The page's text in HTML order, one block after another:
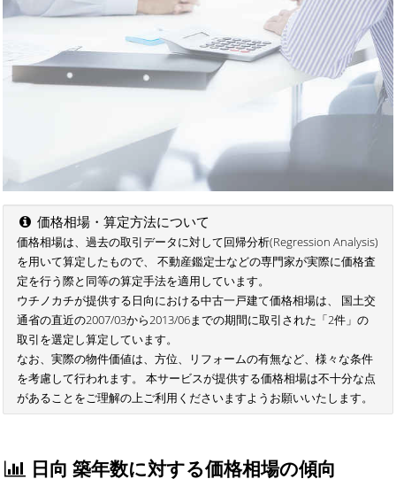
価格相場・算定方法について
価格相場は、過去の取引データに対して回帰分析(Regression Analysis)
を用いて算定したもので、 不動産鑑定士などの専門家が実際に価格査
定を行う際と同等の算定手法を適用しています。
ウチノカチが提供する日向における中古一戸建て価格相場は、 国土交
通省の直近の2007/03から2013/06までの期間に取引された「2件」の
取引を選定し算定しています。
なお、実際の物件価値は、方位、リフォームの有無など、様々な条件
を考慮して行われます。 本サービスが提供する価格相場は不十分な点
があることをご理解の上ご利用くださいますようお願いいたします。
日向 築年数に対する価格相場の傾向